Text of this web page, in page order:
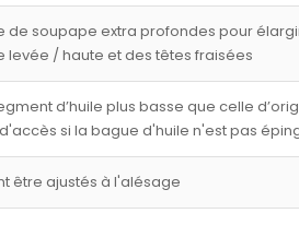
de soupape extra profondes pour
levée / haute et des têtes fraisées
d’huile plus basse que celle
si la bague d'huile n'est pas
être ajustés à l'alésage